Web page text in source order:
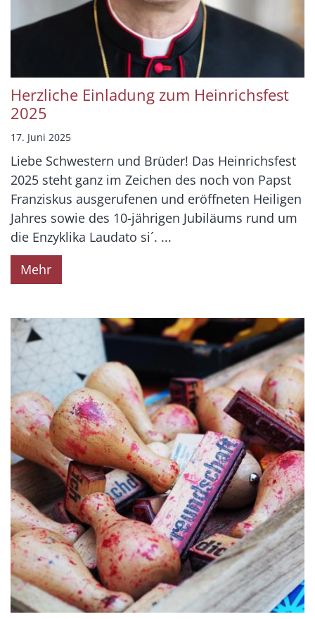
Herzliche Einladung zum Heinrichsfest
2025
17. Juni 2025
Liebe Schwestern und Brüder! Das Heinrichsfest
2025 steht ganz im Zeichen des noch von Papst
Franziskus ausgerufenen und eröffneten Heiligen
Jahres sowie des 10-jährigen Jubiläums rund um
die Enzyklika Laudato si´. ...
Mehr